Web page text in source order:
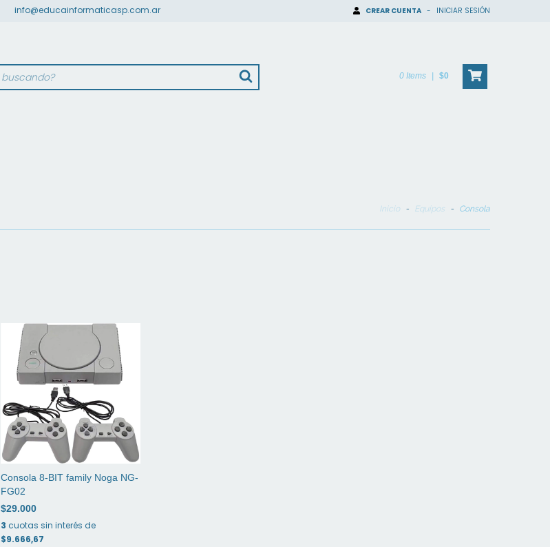
info@educainformaticasp.com.ar CREAR CUENTA - INICIAR SESIÓN
0Items | $0
Inicio - Equipos - Consola
Consola 8-BIT family Noga NG-
FG02
$29.000
3 cuotas sin interés de
$9.666,67